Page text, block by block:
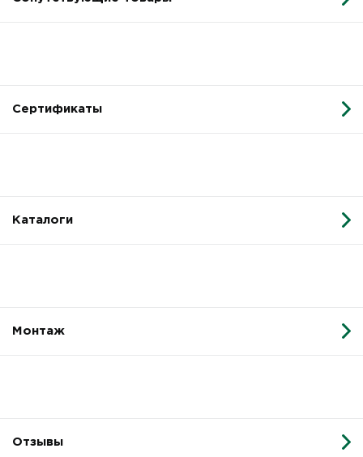
Сертификаты
Каталоги
Монтаж
Отзывы